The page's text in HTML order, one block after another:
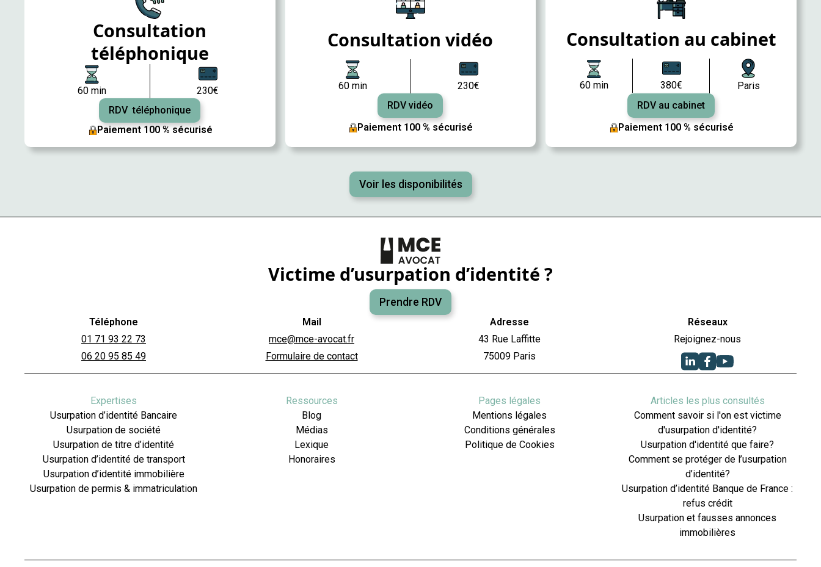
Consultation
téléphonique
60 min
230€
RDV téléphonique
Paiement 100 % sécurisé
Consultation vidéo
60 min
230€
RDV vidéo
Paiement 100 % sécurisé
Consultation au cabinet
60 min 380€
Paris
RDV au cabinet
Paiement 100 % sécurisé
Voir les disponibilités
Victime d’usurpation d’identité ?
Prendre RDV
Téléphone
01 71 93 22 73
06 20 95 85 49
Mail
mce@mce-avocat.fr
Formulaire de contact
Adresse
43 Rue Laffitte
75009 Paris
Réseaux
Rejoignez-nous
Expertises
Usurpation d’identité Bancaire
Usurpation de société
Usurpation de titre d’identité
Usurpation d’identité de transport
Usurpation d’identité immobilière
Usurpation de permis & immatriculation
Ressources
Blog
Médias
Lexique
Honoraires
Pages légales
Mentions légales
Conditions générales
Politique de Cookies
Articles les plus consultés
Comment savoir si l'on est victime
d'usurpation d'identité?
Usurpation d'identité que faire?
Comment se protéger de l’usurpation
d’identité?
Usurpation d’identité Banque de France :
refus crédit
Usurpation et fausses annonces
immobilières